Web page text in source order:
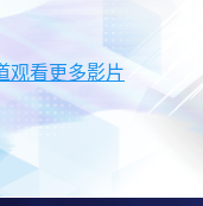
观看更多影片